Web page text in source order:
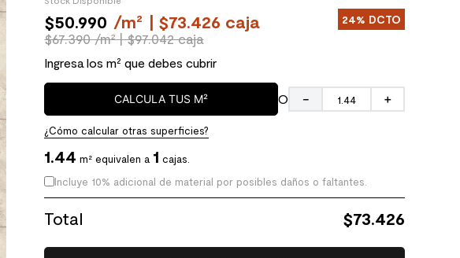
$50.990 /m² | $73.426 caja 24% DCTO
$67.390 /m²| $97.042 caja
Ingresa los m² que debes cubrir
CALCULA TUS M² O ＋
－
¿Cómo calcular otras superficies?
1.44 m² equivalen a 1 cajas.
Incluye 10% adicional de material por posibles daños o faltantes.
Total $73.426